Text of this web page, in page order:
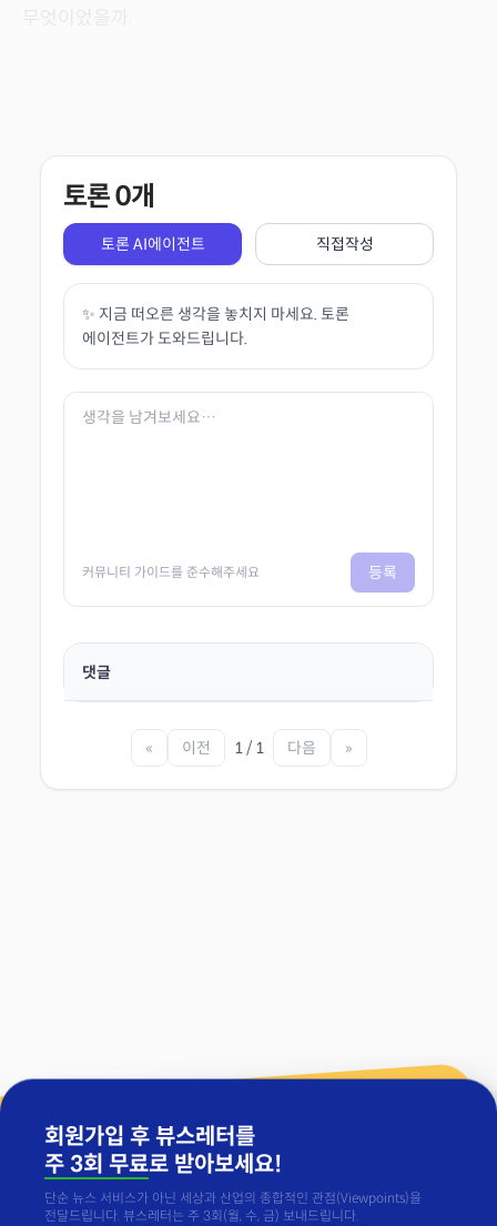
무엇이었을까.
토론0개
토론 AI에이전트 직접작성
✨ 지금 떠오른 생각을 놓치지 마세요. 토론
에이전트가 도와드립니다.
커뮤니티 가이드를 준수해주세요 등록
댓글
« 이전 1 / 1 다음 »
회원가입 후 뷰스레터를
주 3회 무료로 받아보세요!
단순 뉴스 서비스가 아닌 세상과 산업의 종합적인 관점(Viewpoints)을
전달드립니다. 뷰스레터는 주 3회(월, 수, 금) 보내드립니다.